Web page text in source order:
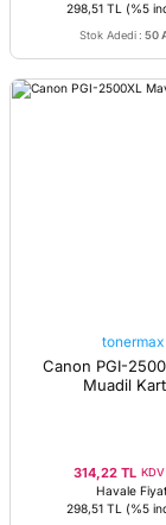
298,51 TL (%5
Stok Adedi : 50
tonermax
Canon PGI-
Muadil
314,22 TL
Havale
298,51 TL (%5